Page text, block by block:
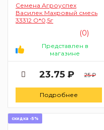
Семена Агроуспех
Василек Махровый смесь
33312 О*0,5г
(0)
Представлен в
магазине
23.75 ₽ 25 ₽
Подробнее
скидка -5%